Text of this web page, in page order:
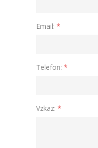
Email: *
Telefon: *
Vzkaz: *